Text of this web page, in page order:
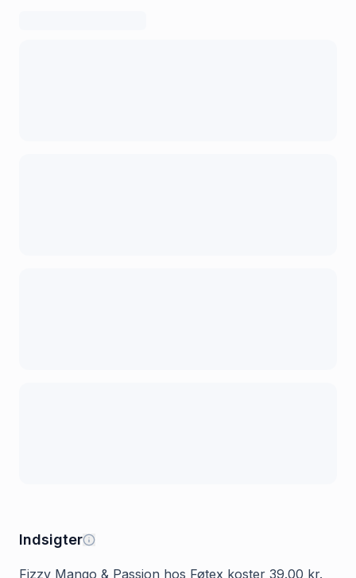
Indsigter
Fizzy Mango & Passion hos Føtex koster 39.00 kr.